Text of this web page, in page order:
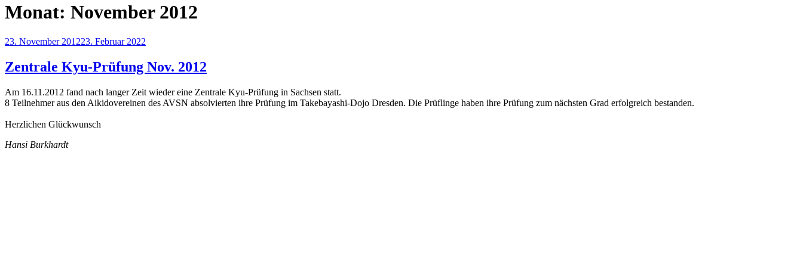
Monat: November 2012
Veröffentlicht
23. November 201223. Februar 2022
Zentrale Kyu-Prüfung Nov. 2012
Am 16.11.2012 fand nach langer Zeit wieder eine Zentrale Kyu-Prüfung in Sachsen statt.
8 Teilnehmer aus den Aikidovereinen des AVSN absolvierten ihre Prüfung im Takebayashi-Dojo Dresden. Die Prüflinge haben ihre Prüfung zum nächsten Grad erfolgreich bestanden.
Herzlichen Glückwunsch
Hansi Burkhardt